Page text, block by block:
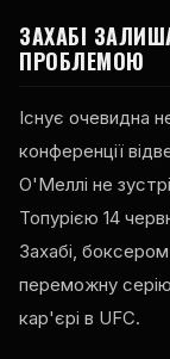
ЗАХАБІ
ПРОБЛЕМОЮ
Існує очевидна
конференції
О'Меллі не
Топурією 14
Захабі, боксером
переможну
кар'єрі в UFC.